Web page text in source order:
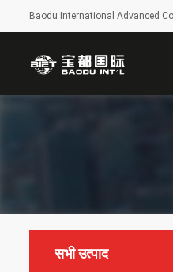
Baodu International Advanced
सभी उत्पाद